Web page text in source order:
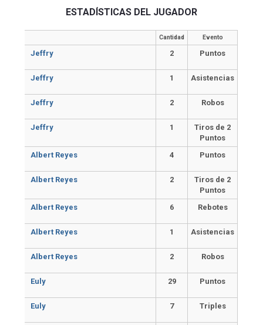
ESTADÍSTICAS DEL JUGADOR
Cantidad Evento
Jeffry 2 Puntos
Jeffry 1 Asistencias
Jeffry 2 Robos
Jeffry 1
Tiros de 2
Puntos
Albert Reyes
4 Puntos
Albert Reyes 2
Tiros de 2
Puntos
Albert Reyes
6 Rebotes
Albert Reyes 1 Asistencias
Albert Reyes 2 Robos
Euly 29 Puntos
Euly 7 Triples